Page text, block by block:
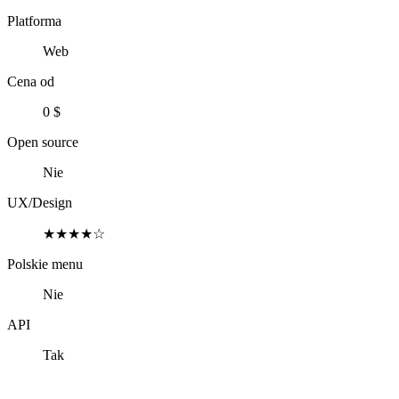
Platforma
Web
Cena od
0 $
Open source
Nie
UX/Design
★★★★☆
Polskie menu
Nie
API
Tak